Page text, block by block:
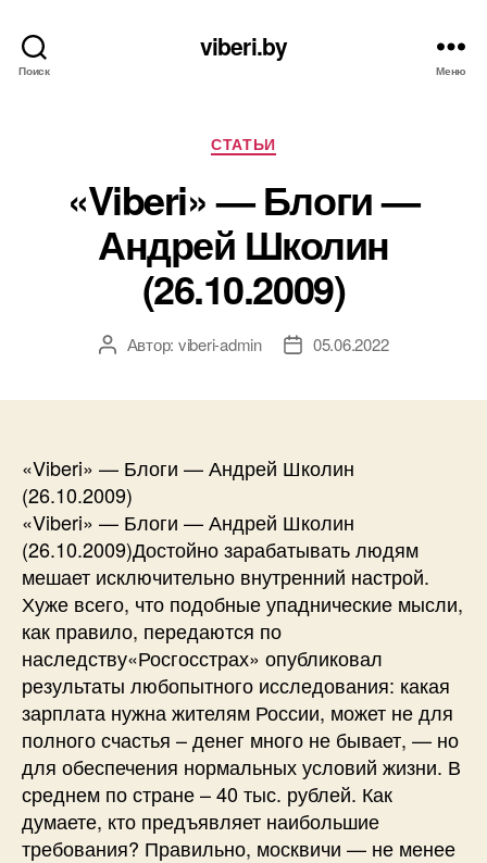
Поиск
viberi.by
Меню
Рубрики
СТАТЬИ
«Viberi» — Блоги —
Андрей Школин
(26.10.2009)
АвторАвтор: viberi-admin
Дата05.06.2022
«Viberi» — Блоги — Андрей Школин
(26.10.2009)
«Viberi» — Блоги — Андрей Школин
(26.10.2009)Достойно зарабатывать людям
мешает исключительно внутренний настрой.
Хуже всего, что подобные упаднические мысли,
как правило, передаются по
наследству«Росгосстрах» опубликовал
результаты любопытного исследования: какая
зарплата нужна жителям России, может не для
полного счастья – денег много не бывает, — но
для обеспечения нормальных условий жизни. В
среднем по стране – 40 тыс. рублей. Как
думаете, кто предъявляет наибольшие
требования? Правильно, москвичи — не менее